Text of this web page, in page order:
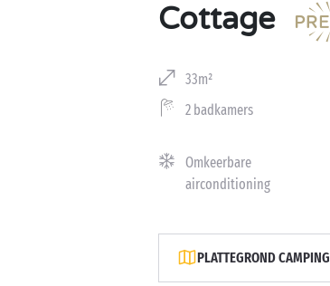
Cottage
33m²
2 badkamers
Omkeerbare
airconditioning
PLATTEGROND CAMPING